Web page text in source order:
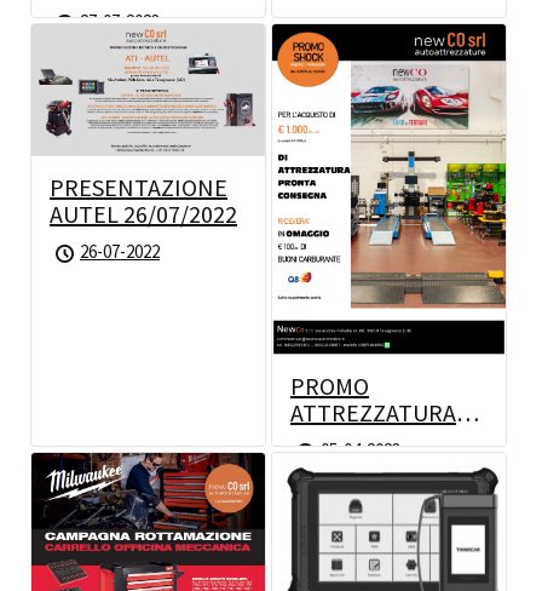
27-07-2023
PRESENTAZIONE
AUTEL 26/07/2022
26-07-2022
PROMO
ATTREZZATURA
202305-04-2023